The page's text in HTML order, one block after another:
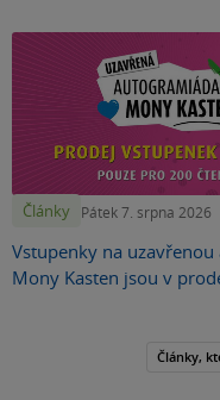
Články Pátek 7. srpna 2026
Vstupenky na
Mony Kasten jsou v
Články,